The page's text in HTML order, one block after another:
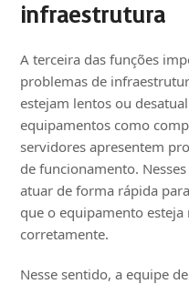
infraestrutura
A terceira das funções
problemas de
estejam lentos ou
equipamentos como
servidores apresentem
de funcionamento.
atuar de forma rápida
que o equipamento
corretamente.
Nesse sentido, a equipe